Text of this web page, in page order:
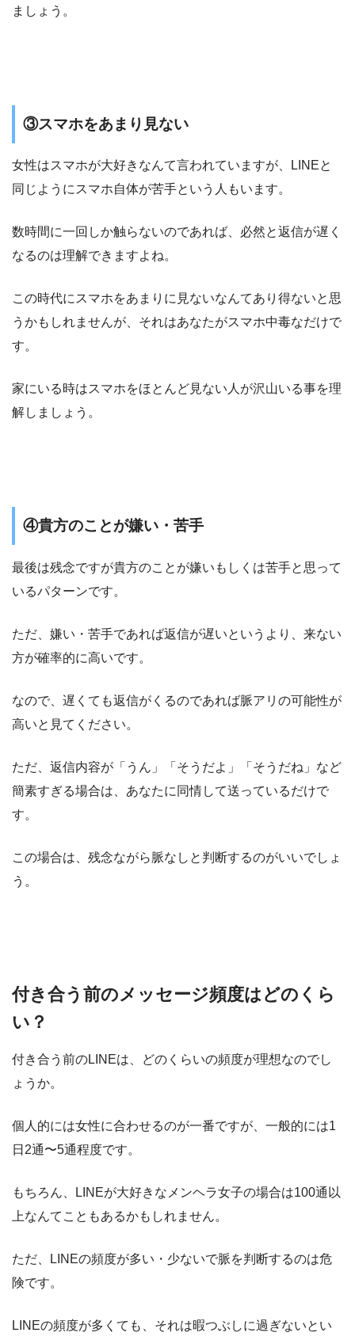
ましょう。
③スマホをあまり見ない
女性はスマホが大好きなんて言われていますが、LINEと
同じようにスマホ自体が苦手という人もいます。
数時間に一回しか触らないのであれば、必然と返信が遅く
なるのは理解できますよね。
この時代にスマホをあまりに見ないなんてあり得ないと思
うかもしれませんが、それはあなたがスマホ中毒なだけで
す。
家にいる時はスマホをほとんど見ない人が沢山いる事を理
解しましょう。
④貴方のことが嫌い・苦手
最後は残念ですが貴方のことが嫌いもしくは苦手と思って
いるパターンです。
ただ、嫌い・苦手であれば返信が遅いというより、来ない
方が確率的に高いです。
なので、 遅くても返信がくるのであれば脈アリの可能性が
高いと見てください。
ただ、返信内容が「うん」「そうだよ」「そうだね」など
簡素すぎる場合は、あなたに同情して送っているだけで
す。
この場合は、残念ながら脈なしと判断するのがいいでしょ
う。
付き合う前のメッセージ頻度はどのくら
い？
付き合う前のLINEは、どのくらいの頻度が理想なのでし
ょうか。
個人的には女性に合わせるのが一番ですが、一般的には1
日2通〜5通程度です。
もちろん、LINEが大好きなメンヘラ女子の場合は100通以
上なんてこともあるかもしれません。
ただ、LINEの頻度が多い・少ないで脈を判断するのは危
険です。
LINEの頻度が多くても、それは暇つぶしに過ぎないとい